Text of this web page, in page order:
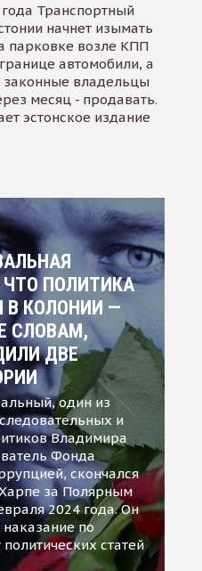
Транспортный
начнет изымать
парковке возле КПП
автомобили, а
законные владельцы
месяц - продавать.
эстонское издание
ПОЛИТИКА
В КОЛОНИИ —
СЛОВАМ,
ДВЕ
один из
и
Владимира
Фонда
скончался
за Полярным
2024 года. Он
по
статей